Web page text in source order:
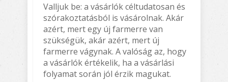
Valljuk be: a vásárlók céltudatosan és
szórakoztatásból is vásárolnak. Akár
azért, mert egy új farmerre van
szükségük, akár azért, mert új
farmerre vágynak. A valóság az, hogy
a vásárlók értékelik, ha a vásárlási
folyamat során jól érzik magukat.